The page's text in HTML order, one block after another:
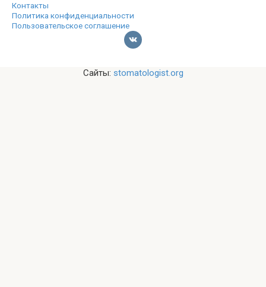
Контакты
Политика конфиденциальности
Пользовательское соглашение
Сайты: stomatologist.org